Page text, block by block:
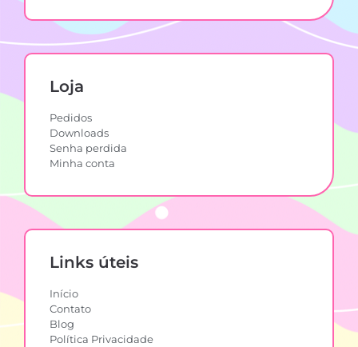
Loja
Pedidos
Downloads
Senha perdida
Minha conta
Links úteis
Início
Contato
Blog
Política Privacidade